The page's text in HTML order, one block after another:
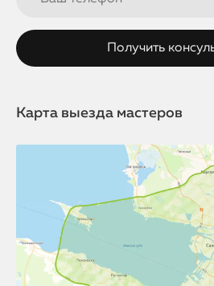
Карта выезда мастеров